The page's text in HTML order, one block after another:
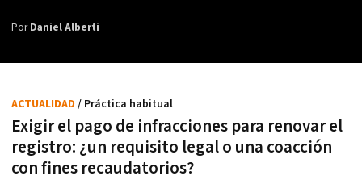
PorDaniel Alberti
Exigir el pago de infracciones para renovar el
registro: ¿un requisito legal o una coacción
con fines recaudatorios?
ACTUALIDAD / Práctica habitual